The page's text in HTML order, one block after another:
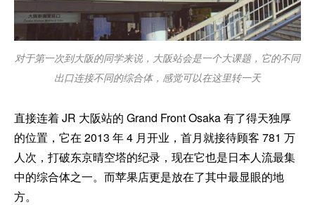
对于第一次到大阪的同学来说，大阪站会是一个大课题，它的不同
出口连接不同的综合体，感觉可以在这里转一天
直接连着 JR 大阪站的 Grand Front Osaka 有了得天独厚
的位置，它在 2013 年 4 月开业，首月就接待顾客 781 万
人次，打破东京晴空塔的纪录，现在它也是日本人流最集
中的综合体之一。而苹果店更是放在了其中最显眼的地
方。